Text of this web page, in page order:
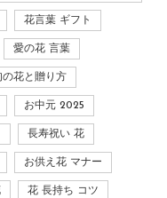
花言葉 ギフト
愛の花 言葉
の花と贈り方
お中元 2025
長寿祝い 花
お供え花 マナー
花 長持ち コツ